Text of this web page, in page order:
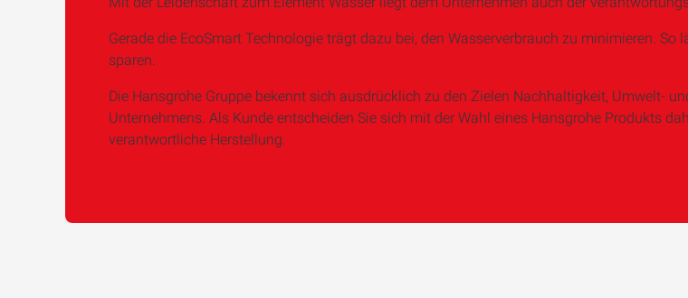
Gerade die EcoSmart Technologie trägt dazu bei, den Wasserverbrauch zu minimieren.
sparen.
Die Hansgrohe Gruppe bekennt sich ausdrücklich zu den Zielen Nachhaltigkeit, Umwelt-
Unternehmens. Als Kunde entscheiden Sie sich mit der Wahl eines Hansgrohe Produkts
verantwortliche Herstellung.